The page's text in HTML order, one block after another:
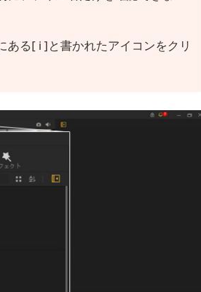
る[ i ]と書かれたアイコンをクリ